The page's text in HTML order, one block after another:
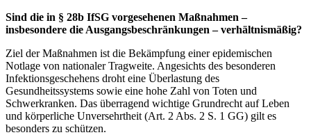
Sind die in § 28b IfSG vorgesehenen Maßnahmen –
insbesondere die Ausgangsbeschränkungen – verhältnismäßig?
Ziel der Maßnahmen ist die Bekämpfung einer epidemischen
Notlage von nationaler Tragweite. Angesichts des besonderen
Infektionsgeschehens droht eine Überlastung des
Gesundheitssystems sowie eine hohe Zahl von Toten und
Schwerkranken. Das überragend wichtige Grundrecht auf Leben
und körperliche Unversehrtheit (Art. 2 Abs. 2 S. 1 GG) gilt es
besonders zu schützen.